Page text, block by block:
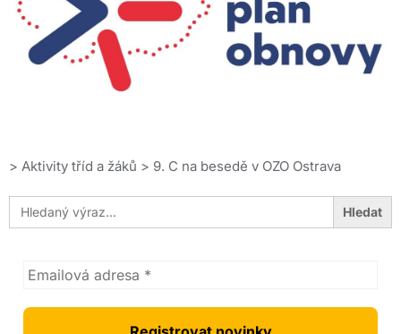
> Aktivity tříd a žáků > 9. C na besedě v OZO Ostrava
Search
for: